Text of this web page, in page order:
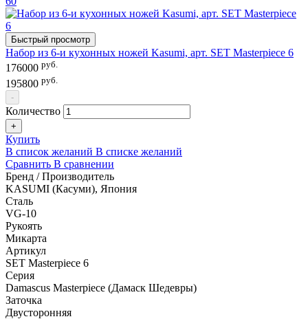
Быстрый просмотр
Набор из 6-и кухонных ножей Kasumi, арт. SET Masterpiece 6
176000 руб.
195800 руб.
-
Количество
+
Купить
В список желаний В списке желаний
Сравнить В сравнении
Бренд / Производитель
KASUMI (Касуми), Япония
Сталь
VG-10
Рукоять
Микарта
Артикул
SET Masterpiece 6
Серия
Damascus Masterpiece (Дамаск Шедевры)
Заточка
Двусторонняя